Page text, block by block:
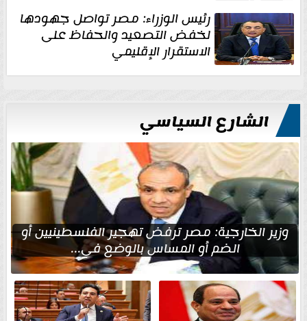
رئيس الوزراء: مصر تواصل جهودها
لخفض التصعيد والحفاظ على
الاستقرار الإقليمي
الشارع السياسي
وزير الخارجية: مصر ترفض تهجير الفلسطينيين أو
الضم أو المساس بالوضع في...